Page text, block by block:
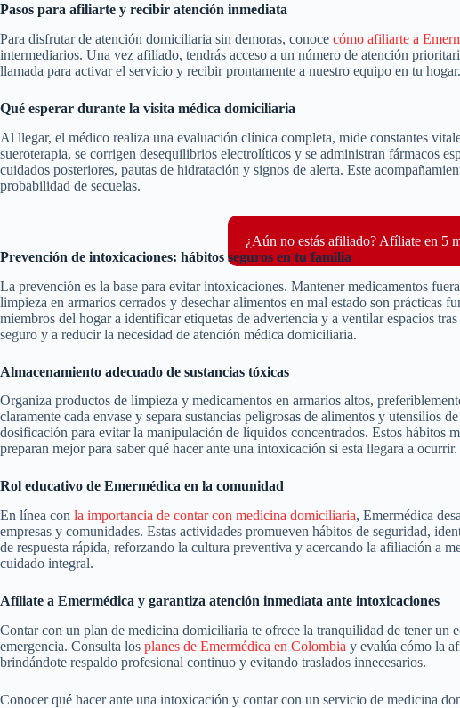
Pasos para afiliarte y recibir atención inmediata
Para disfrutar de atención domiciliaria sin demoras, conoce cómo afiliarte a
intermediarios. Una vez afiliado, tendrás acceso a un número de atención
llamada para activar el servicio y recibir prontamente a nuestro equipo en tu hogar.
Qué esperar durante la visita médica domiciliaria
Al llegar, el médico realiza una evaluación clínica completa, mide constantes
sueroterapia, se corrigen desequilibrios electrolíticos y se administran fármacos
cuidados posteriores, pautas de hidratación y signos de alerta. Este
probabilidad de secuelas.
¿Aún no estás afiliado? Afíliate en 5
Prevención de intoxicaciones: hábitos seguros en tu familia
La prevención es la base para evitar intoxicaciones. Mantener medicamentos
limpieza en armarios cerrados y desechar alimentos en mal estado son prácticas
miembros del hogar a identificar etiquetas de advertencia y a ventilar espacios
seguro y a reducir la necesidad de atención médica domiciliaria.
Almacenamiento adecuado de sustancias tóxicas
Organiza productos de limpieza y medicamentos en armarios altos,
claramente cada envase y separa sustancias peligrosas de alimentos y utensilios
dosificación para evitar la manipulación de líquidos concentrados. Estos hábitos
preparan mejor para saber qué hacer ante una intoxicación si esta llegara a ocurrir.
Rol educativo de Emermédica en la comunidad
En línea con la importancia de contar con medicina domiciliaria, Emermédica
empresas y comunidades. Estas actividades promueven hábitos de seguridad,
de respuesta rápida, reforzando la cultura preventiva y acercando la afiliación a
cuidado integral.
Afíliate a Emermédica y garantiza atención inmediata ante intoxicaciones
Contar con un plan de medicina domiciliaria te ofrece la tranquilidad de tener un
emergencia. Consulta los planes de Emermédica en Colombia y evalúa cómo la
brindándote respaldo profesional continuo y evitando traslados innecesarios.
Conocer qué hacer ante una intoxicación y contar con un servicio de medicina